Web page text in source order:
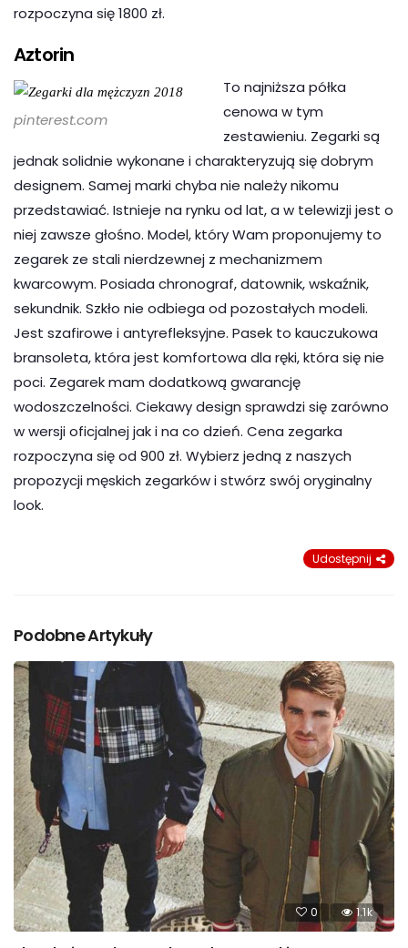
rozpoczyna się 1800 zł.
Aztorin
pinterest.com
To najniższa półka
cenowa w tym
zestawieniu. Zegarki są
jednak solidnie wykonane i charakteryzują się dobrym
designem. Samej marki chyba nie należy nikomu
przedstawiać. Istnieje na rynku od lat, a w telewizji jest o
niej zawsze głośno. Model, który Wam proponujemy to
zegarek ze stali nierdzewnej z mechanizmem
kwarcowym. Posiada chronograf, datownik, wskaźnik,
sekundnik. Szkło nie odbiega od pozostałych modeli.
Jest szafirowe i antyrefleksyjne. Pasek to kauczukowa
bransoleta, która jest komfortowa dla ręki, która się nie
poci. Zegarek mam dodatkową gwarancję
wodoszczelności. Ciekawy design sprawdzi się zarówno
w wersji oficjalnej jak i na co dzień. Cena zegarka
rozpoczyna się od 900 zł. Wybierz jedną z naszych
propozycji męskich zegarków i stwórz swój oryginalny
look.
Udostępnij
Podobne Artykuły
0 1.1k